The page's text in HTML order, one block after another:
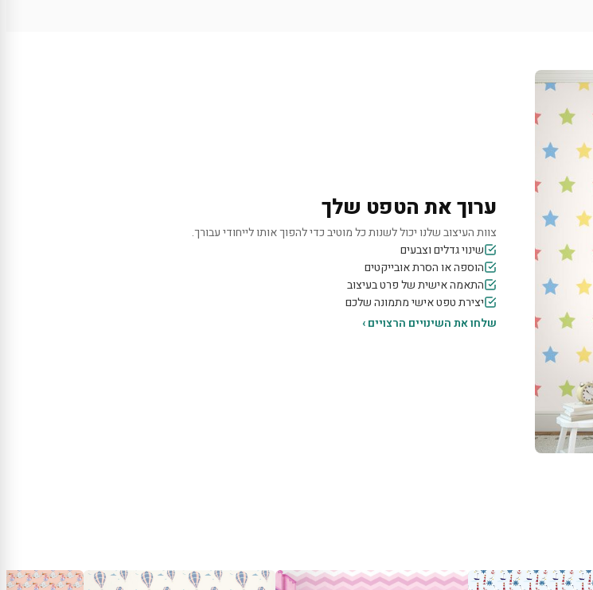
ערוך את הטפט שלך
צוות העיצוב שלנו יכול לשנות כל מוטיב כדי להפוך אותו לייחודי עבורך.
שינוי גדלים וצבעים
הוספה או הסרת אובייקטים
התאמה אישית של פרט בעיצוב
יצירת טפט אישי מתמונה שלכם
שלחו את השינויים הרצויים ›